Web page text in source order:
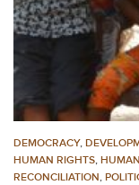
DEMOCRACY,
HUMAN RIGHTS,
RECONCILIATION,